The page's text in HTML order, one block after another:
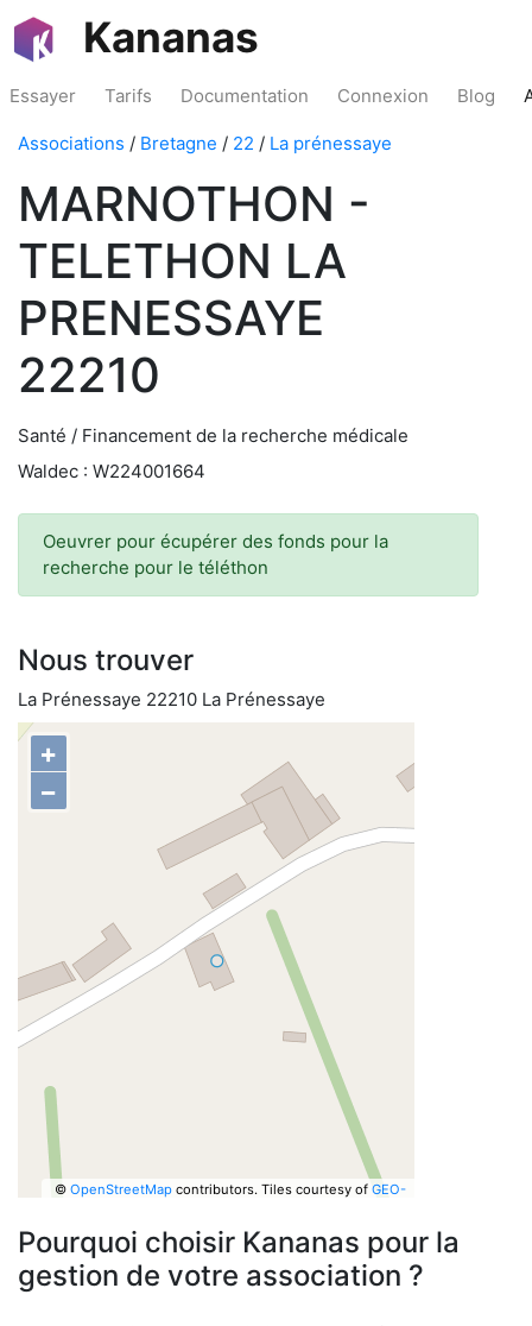
Kananas
Essayer Tarifs Documentation Connexion Blog
Associations / Bretagne / 22 / La prénessaye
MARNOTHON -
TELETHON LA
PRENESSAYE
22210
Santé / Financement de la recherche médicale
Waldec : W224001664
Oeuvrer pour écupérer des fonds pour la
recherche pour le téléthon
Nous trouver
La Prénessaye 22210 La Prénessaye
+
−
© OpenStreetMapcontributors. Tiles courtesy of GEO-
Pourquoi choisir Kananas pour la
gestion de votre association ?